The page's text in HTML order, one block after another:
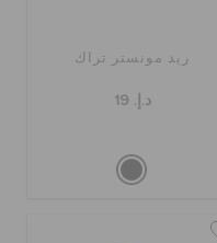
ريد مونستر تراك
د.إ. 19